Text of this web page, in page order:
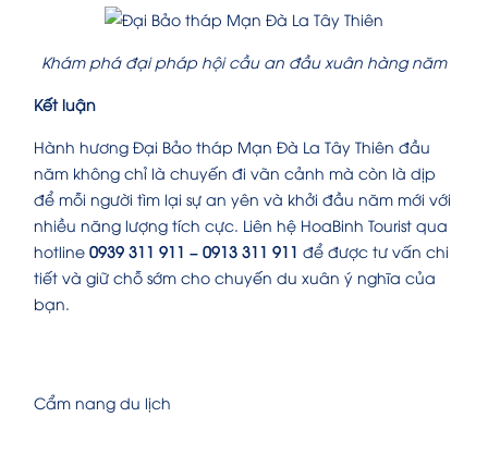
Khám phá đại pháp hội cầu an đầu xuân hàng năm
Kết luận
Hành hương Đại Bảo tháp Mạn Đà La Tây Thiên đầu
năm không chỉ là chuyến đi vãn cảnh mà còn là dịp
để mỗi người tìm lại sự an yên và khởi đầu năm mới với
nhiều năng lượng tích cực. Liên hệ HoaBinh Tourist qua
hotline 0939 311 911 – 0913 311 911 để được tư vấn chi
tiết và giữ chỗ sớm cho chuyến du xuân ý nghĩa của
bạn.
Cẩm nang du lịch